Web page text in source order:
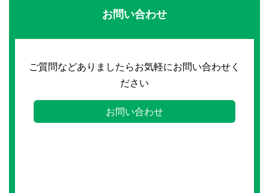
お問い合わせ
ご質問などありましたらお気軽にお問い合わせく
ださい
お問い合わせ